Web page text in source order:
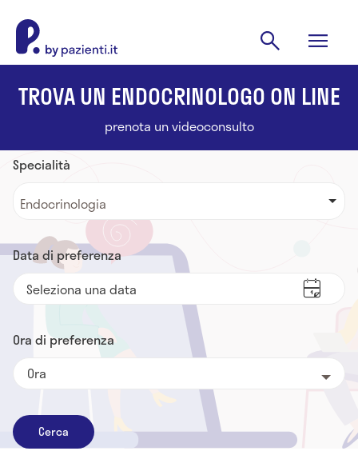
TROVA UN ENDOCRINOLOGO ON LINE
prenota un videoconsulto
Specialità
Endocrinologia
Data di preferenza
Ora di preferenza
Ora
Cerca